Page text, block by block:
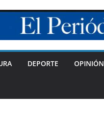
DEPORTE OPINIÓN